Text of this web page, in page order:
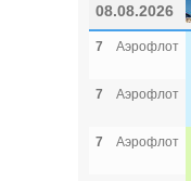
08.08.2026
7 Аэрофлот
7 Аэрофлот
7 Аэрофлот